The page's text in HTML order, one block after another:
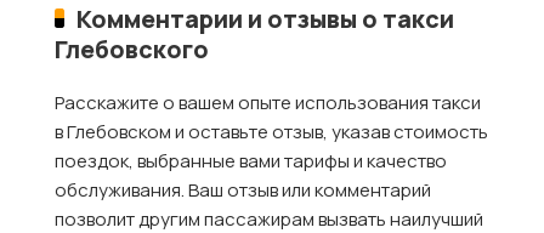
Комментарии и отзывы о такси
Глебовского
Расскажите о вашем опыте использования такси
в Глебовском и оставьте отзыв, указав стоимость
поездок, выбранные вами тарифы и качество
обслуживания. Ваш отзыв или комментарий
позволит другим пассажирам вызвать наилучший